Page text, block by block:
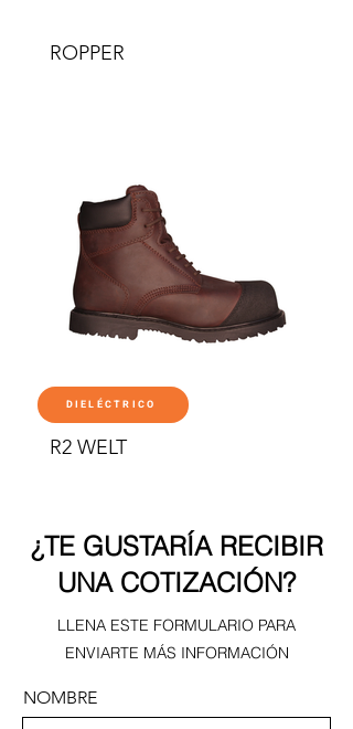
ROPPER
R2 WELT
DIELÉCTRICO
¿TE GUSTARÍA RECIBIR
UNA COTIZACIÓN?
LLENA ESTE FORMULARIO PARA
ENVIARTE MÁS INFORMACIÓN
NOMBRE